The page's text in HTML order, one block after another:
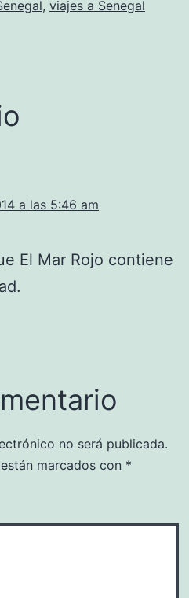
, viajes a Senegal
a las 5:46 am
El Mar Rojo contiene
no será publicada.
marcados con *